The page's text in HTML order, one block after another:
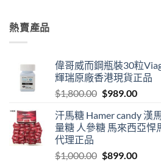
熱賣產品
偉哥威而鋼瓶裝30粒
輝瑞原廠香港現貨正品
$1,800.00 Original
was:
$1,800.00.
$989.00
is:
汗馬糖 Hamer candy 漢
量糖 人參糖 馬來西亞悍
代理正品
$1,000.00 Original
$899.00